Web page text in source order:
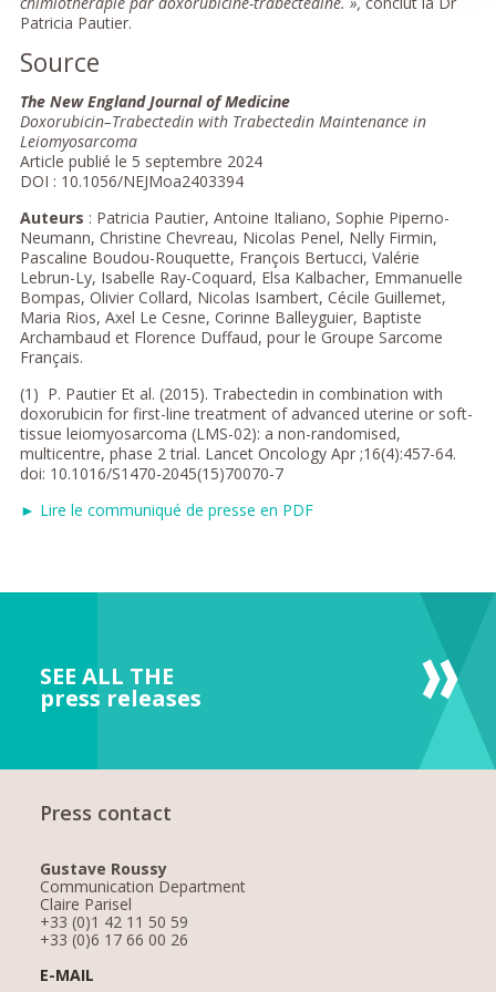
Patricia Pautier.
Source
The New England Journal of Medicine
Doxorubicin–Trabectedin with Trabectedin Maintenance in
Leiomyosarcoma
Article publié le 5 septembre 2024
DOI : 10.1056/NEJMoa2403394
Auteurs : Patricia Pautier, Antoine Italiano, Sophie Piperno-
Neumann, Christine Chevreau, Nicolas Penel, Nelly Firmin,
Pascaline Boudou-Rouquette, François Bertucci, Valérie
Lebrun-Ly, Isabelle Ray-Coquard, Elsa Kalbacher, Emmanuelle
Bompas, Olivier Collard, Nicolas Isambert, Cécile Guillemet,
Maria Rios, Axel Le Cesne, Corinne Balleyguier, Baptiste
Archambaud et Florence Duffaud, pour le Groupe Sarcome
Français.
(1) P. Pautier Et al. (2015). Trabectedin in combination with
doxorubicin for first-line treatment of advanced uterine or soft-
tissue leiomyosarcoma (LMS-02): a non-randomised,
multicentre, phase 2 trial. Lancet Oncology Apr ;16(4):457-64.
doi: 10.1016/S1470-2045(15)70070-7
► Lire le communiqué de presse en PDF
SEE ALL THE
press releases
Press contact
Gustave Roussy
Communication Department
Claire Parisel
+33 (0)1 42 11 50 59
+33 (0)6 17 66 00 26
E-MAIL